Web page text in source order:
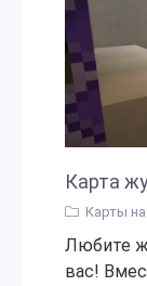
Карта
Карты
Любите
вас!